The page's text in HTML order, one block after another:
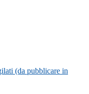
(da pubblicare in